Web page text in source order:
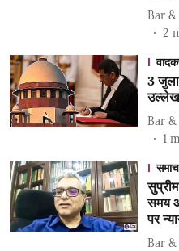
Bar
2
3
उल्लेख
Bar
1
समय
पर
Bar